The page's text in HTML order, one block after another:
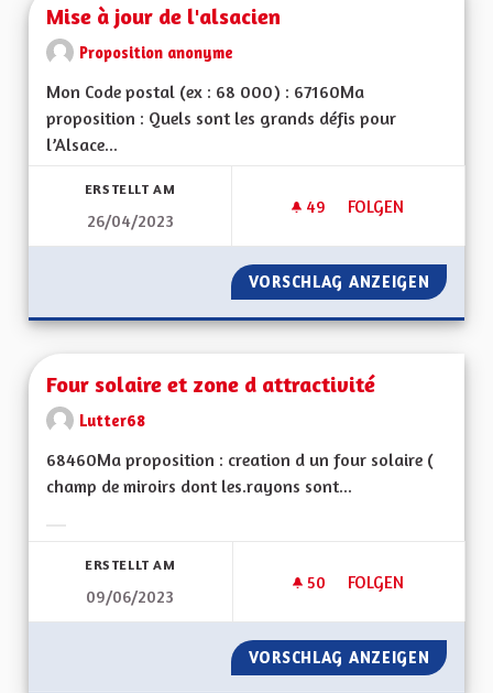
Mise à jour de l'alsacien
Proposition anonyme
Mon Code postal (ex : 68 000) : 67160Ma
proposition : Quels sont les grands défis pour
l’Alsace...
ERSTELLT AM
26/04/2023
49 49 FOLLOWER
FOLGEN
MISE À JOUR DE
VORSCHLAG ANZEIGEN MISE
Four solaire et zone d attractivité
Lutter68
68460Ma proposition : creation d un four solaire (
champ de miroirs dont les.rayons sont...
ERSTELLT AM
09/06/2023
50 50 FOLLOWER
FOLGEN
FOUR SOLAIRE ET
VORSCHLAG ANZEIGEN FOUR